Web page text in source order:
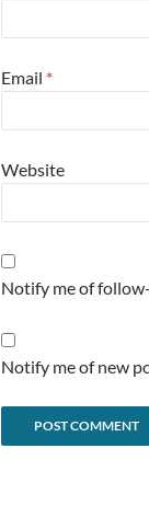
Email *
Website
Notify me of
Notify me of new